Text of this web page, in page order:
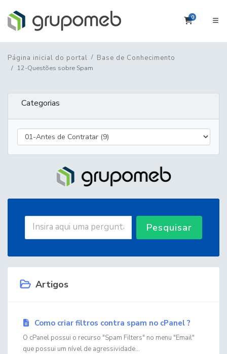
0Carrinho
Página inicial do portal Base de Conhecimento
12-Questões sobre Spam
Categorias
Pesquisar
Artigos
Como criar filtros contra spam no cPanel ?
O cPanel possui o recurso "Spam Filters" no menu "Email"
que possui um nível de agressividade...